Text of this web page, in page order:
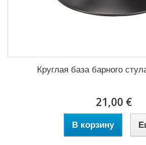
Круглая база барного
21,00 €
В корзину